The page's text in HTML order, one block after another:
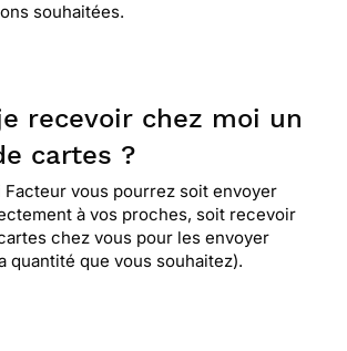
souhaitées.
recevoir chez moi un
cartes ?
Facteur vous pourrez soit envoyer
à vos proches, soit recevoir
chez vous pour les envoyer
quantité que vous souhaitez).